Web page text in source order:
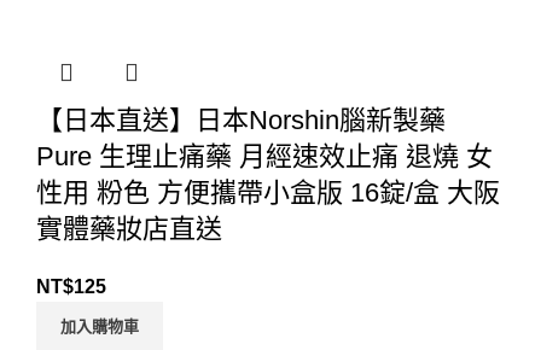
【日本直送】日本Norshin腦新製藥
Pure 生理止痛藥 月經速效止痛 退燒 女
性用 粉色 方便攜帶小盒版 16錠/盒 大阪
實體藥妝店直送
NT$125
加入購物車